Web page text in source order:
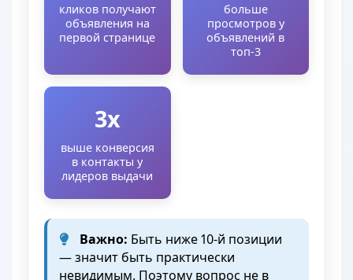
кликов получают
объявления на
первой странице
больше
просмотров у
объявлений в
топ-3
3x
выше конверсия
в контакты у
лидеров выдачи
Важно: Быть ниже 10-й позиции
— значит быть практически
невидимым. Поэтому вопрос не в